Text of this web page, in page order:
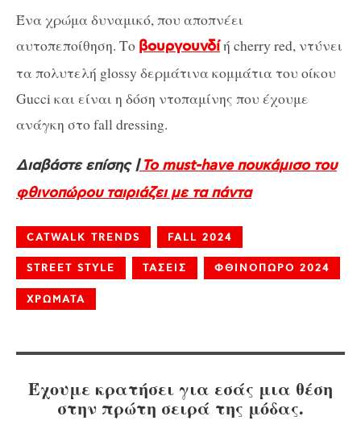
Ένα χρώμα δυναμικό, που αποπνέει
αυτοπεποίθηση. Το βουργουνδίή cherry red, ντύνει
τα πολυτελή glossy δερμάτινα κομμάτια του οίκου
Gucci και είναι η δόση ντοπαμίνης που έχουμε
ανάγκη στο fall dressing.
Διαβάστε επίσης |Το must-have πουκάμισο του
φθινοπώρου ταιριάζει με τα πάντα
CATWALK TRENDS FALL 2024
STREET STYLE ΤΑΣΕΙΣ ΦΘΙΝΟΠΩΡΟ 2024
ΧΡΩΜΑΤΑ
Έχουμε κρατήσει για εσάς μια θέση
στην πρώτη σειρά της μόδας.